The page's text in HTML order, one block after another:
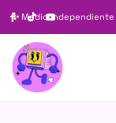
✨ Medio